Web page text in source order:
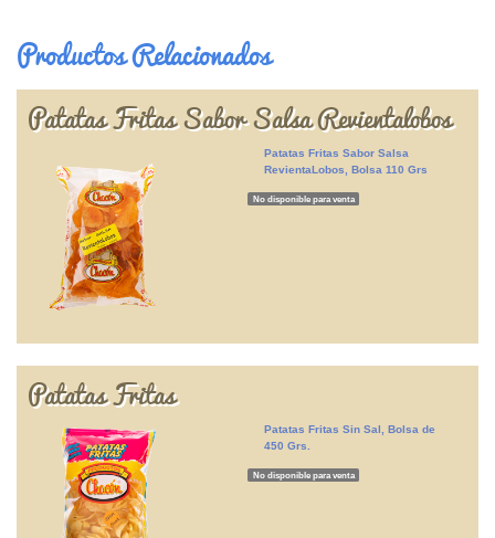
Productos Relacionados
Patatas Fritas Sabor Salsa Revientalobos
Patatas Fritas Sabor Salsa
RevientaLobos, Bolsa 110 Grs
No disponible para venta
Patatas Fritas
Patatas Fritas Sin Sal, Bolsa de
450 Grs.
No disponible para venta